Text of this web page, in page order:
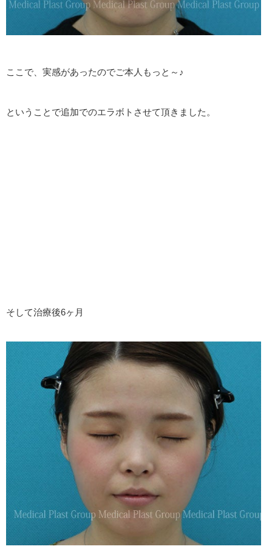
ここで、実感があったのでご本人もっと～♪
ということで追加でのエラボトさせて頂きました。
そして治療後6ヶ月